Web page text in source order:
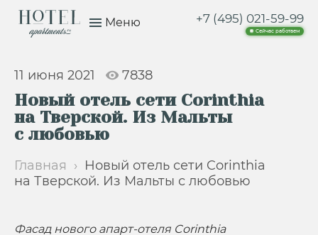
Меню +7 (495) 021-59-99
Сейчас работаем
11 июня 2021 7838
Новый отель сети Corinthia
на Тверской. Из Мальты
с любовью
Главная › Новый отель сети Corinthia
на Тверской. Из Мальты с любовью
Фасад нового апарт-отеля Corinthia